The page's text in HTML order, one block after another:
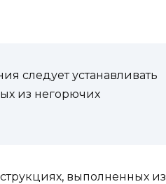
следует устанавливать
из негорючих
выполненных из